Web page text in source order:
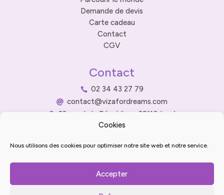
Cookies
Nous utilisons des cookies pour optimiser notre site web et notre service.
Accepter
Demande de devis
Carte cadeau
Contact
CGV
Contact
 02 34 43 27 79
 contact@vizafordreams.com
 22 rue de la République 28110 Lucé